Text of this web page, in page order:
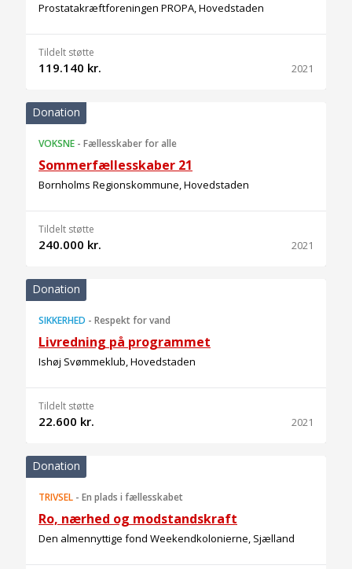
Prostatakræftforeningen PROPA, Hovedstaden
Tildelt støtte
119.140 kr. 2021
Donation
VOKSNE - Fællesskaber for alle
Sommerfællesskaber 21
Bornholms Regionskommune, Hovedstaden
Tildelt støtte
240.000 kr. 2021
Donation
SIKKERHED - Respekt for vand
Livredning på programmet
Ishøj Svømmeklub, Hovedstaden
Tildelt støtte
22.600 kr. 2021
Donation
TRIVSEL - En plads i fællesskabet
Ro, nærhed og modstandskraft
Den almennyttige fond Weekendkolonierne, Sjælland